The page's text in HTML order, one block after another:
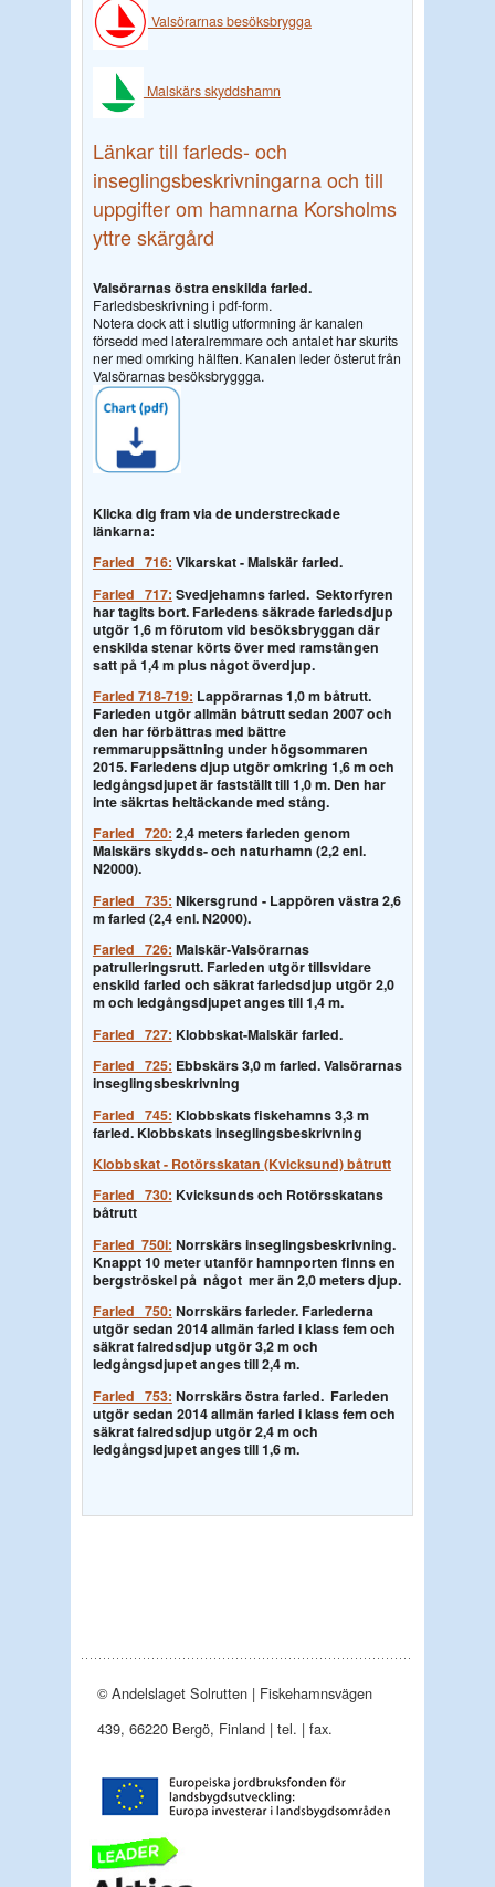
Valsörarnas besöksbrygga
Malskärs skyddshamn
Länkar till farleds- och
inseglingsbeskrivningarna och till
uppgifter om hamnarna Korsholms
yttre skärgård
Valsörarnas östra enskilda farled.
Farledsbeskrivning i pdf-form.
Notera dock att i slutlig utformning är kanalen
försedd med lateralremmare och antalet har skurits
ner med omrking hälften. Kanalen leder österut från
Valsörarnas besöksbryggga.
Klicka dig fram via de understreckade
länkarna:
Farled 716: Vikarskat - Malskär farled.
Farled 717: Svedjehamns farled. Sektorfyren
har tagits bort. Farledens säkrade farledsdjup
utgör 1,6 m förutom vid besöksbryggan där
enskilda stenar körts över med ramstången
satt på 1,4 m plus något överdjup.
Farled 718-719: Lappörarnas 1,0 m båtrutt.
Farleden utgör allmän båtrutt sedan 2007 och
den har förbättras med bättre
remmaruppsättning under högsommaren
2015. Farledens djup utgör omkring 1,6 m och
ledgångsdjupet är fastställt till 1,0 m. Den har
inte säkrtas heltäckande med stång.
Farled 720: 2,4 meters farleden genom
Malskärs skydds- och naturhamn (2,2 enl.
N2000).
Farled 735: Nikersgrund - Lappören västra 2,6
m farled (2,4 enl. N2000).
Farled 726: Malskär-Valsörarnas
patrulleringsrutt. Farleden utgör tillsvidare
enskild farled och säkrat farledsdjup utgör 2,0
m och ledgångsdjupet anges till 1,4 m.
Farled 727: Klobbskat-Malskär farled.
Farled 725: Ebbskärs 3,0 m farled. Valsörarnas
inseglingsbeskrivning
Farled 745: Klobbskats fiskehamns 3,3 m
farled. Klobbskats inseglingsbeskrivning
Klobbskat - Rotörsskatan (Kvicksund) båtrutt
Farled 730: Kvicksunds och Rotörsskatans
båtrutt
Farled 750i: Norrskärs inseglingsbeskrivning.
Knappt 10 meter utanför hamnporten finns en
bergströskel på något mer än 2,0 meters djup.
Farled 750: Norrskärs farleder. Farlederna
utgör sedan 2014 allmän farled i klass fem och
säkrat falredsdjup utgör 3,2 m och
ledgångsdjupet anges till 2,4 m.
Farled 753: Norrskärs östra farled. Farleden
utgör sedan 2014 allmän farled i klass fem och
säkrat falredsdjup utgör 2,4 m och
ledgångsdjupet anges till 1,6 m.
© Andelslaget Solrutten | Fiskehamnsvägen
439, 66220 Bergö, Finland | tel. | fax.